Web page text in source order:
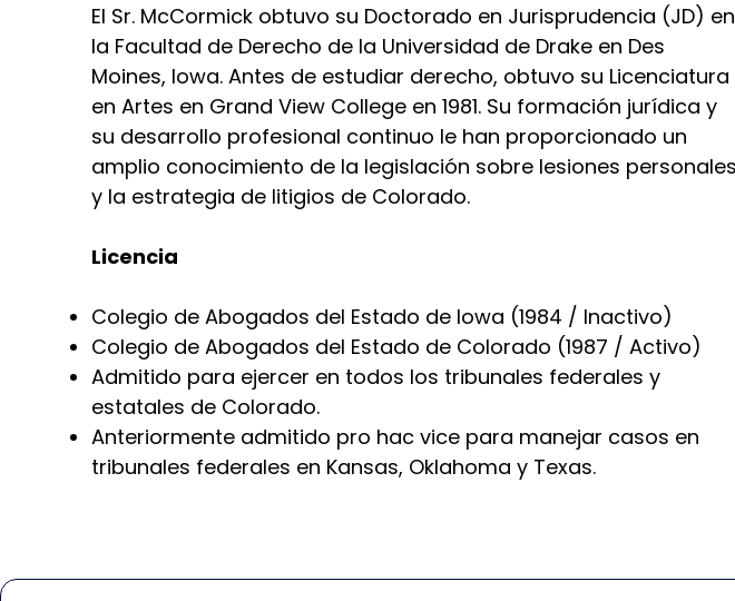
El Sr. McCormick obtuvo su Doctorado en Jurisprudencia (JD) en
la Facultad de Derecho de la Universidad de Drake en Des
Moines, Iowa. Antes de estudiar derecho, obtuvo su Licenciatura
en Artes en Grand View College en 1981. Su formación jurídica y
su desarrollo profesional continuo le han proporcionado un
amplio conocimiento de la legislación sobre lesiones personales
y la estrategia de litigios de Colorado.
Licencia
Colegio de Abogados del Estado de Iowa (1984 / Inactivo)
Colegio de Abogados del Estado de Colorado (1987 / Activo)
Admitido para ejercer en todos los tribunales federales y
estatales de Colorado.
Anteriormente admitido pro hac vice para manejar casos en
tribunales federales en Kansas, Oklahoma y Texas.